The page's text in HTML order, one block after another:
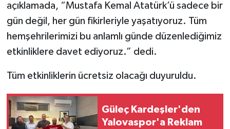
açıklamada, “Mustafa Kemal Atatürk’ü sadece bir
gün değil, her gün fikirleriyle yaşatıyoruz. Tüm
hemşehrilerimizi bu anlamlı günde düzenlediğimiz
etkinliklere davet ediyoruz.” dedi.
Tüm etkinliklerin ücretsiz olacağı duyuruldu.
Güleç Kardeşler'den
Yalovaspor'a Reklam